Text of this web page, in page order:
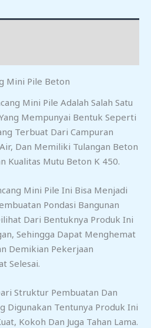
Mini Pile Beton
Mini Pile Adalah Salah Satu
Mempunyai Bentuk Seperti
Terbuat Dari Campuran
Dan Memiliki Tulangan Beton
Kualitas Mutu Beton K 450.
Mini Pile Ini Bisa Menjadi
Pondasi Bangunan
Dari Bentuknya Produk Ini
Sehingga Dapat Menghemat
Demikian Pekerjaan
Selesai.
Struktur Pembuatan Dan
Digunakan Tentunya Produk Ini
Kokoh Dan Juga Tahan Lama.